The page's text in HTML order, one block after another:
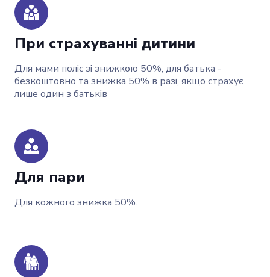
При страхуванні дитини
Для мами поліс зі знижкою 50%, для батька -
безкоштовно та знижка 50% в разі, якщо страхує
лише один з батьків
Для пари
Для кожного знижка 50%.